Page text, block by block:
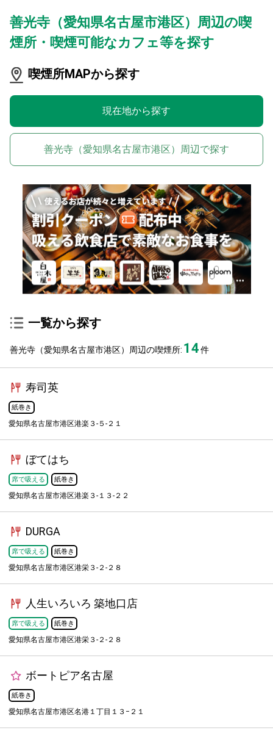
善光寺（愛知県名古屋市港区）周辺の喫
煙所・喫煙可能なカフェ等を探す
喫煙所MAPから探す
現在地から探す
善光寺（愛知県名古屋市港区）周辺で探す
一覧から探す
善光寺（愛知県名古屋市港区）周辺の喫煙所: 14件
寿司英
紙巻き
愛知県名古屋市港区港楽３-５-２１
ぼてはち
席で吸える 紙巻き
愛知県名古屋市港区港楽３-１３-２２
DURGA
席で吸える 紙巻き
愛知県名古屋市港区港栄３-２-２８
人生いろいろ 築地口店
席で吸える 紙巻き
愛知県名古屋市港区港栄３-２-２８
ボートピア名古屋
紙巻き
愛知県名古屋市港区名港１丁目１３−２１